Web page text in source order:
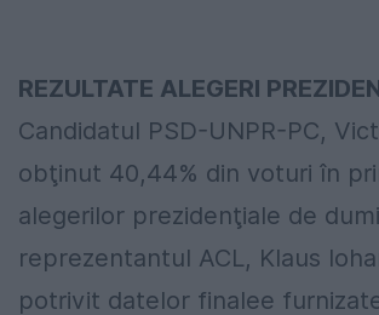
REZULTATE ALEGERI
Candidatul PSD-UNPR-PC,
obţinut 40,44% din voturi în
alegerilor prezidenţiale de
reprezentantul ACL, Klaus
potrivit datelor finalee